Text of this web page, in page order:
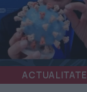
ACTUALITATE